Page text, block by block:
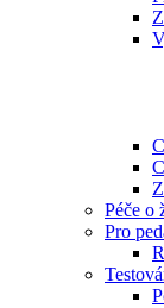
Péče o
Pro